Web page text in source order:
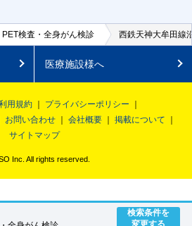
検索条件を
変更する
PET検査・全身がん検診 西鉄天神大牟田線
医療施設様へ
用規約
プライバシーポリシー
お問い合わせ 会社概要
掲載について
サイトマップ
Inc. All rights reserved.